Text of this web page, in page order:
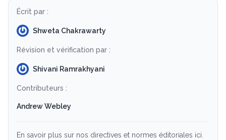
Écrit par :
Shweta Chakrawarty
Révision et vérification par :
Shivani Ramrakhyani
Contributeurs :
Andrew Webley
En savoir plus sur nos directives et normes éditoriales ici.